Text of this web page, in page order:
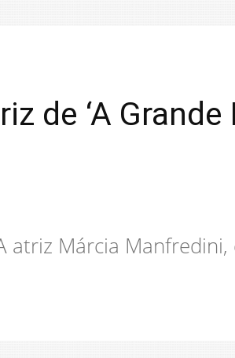
de ‘A
atriz Márcia Manfredini,